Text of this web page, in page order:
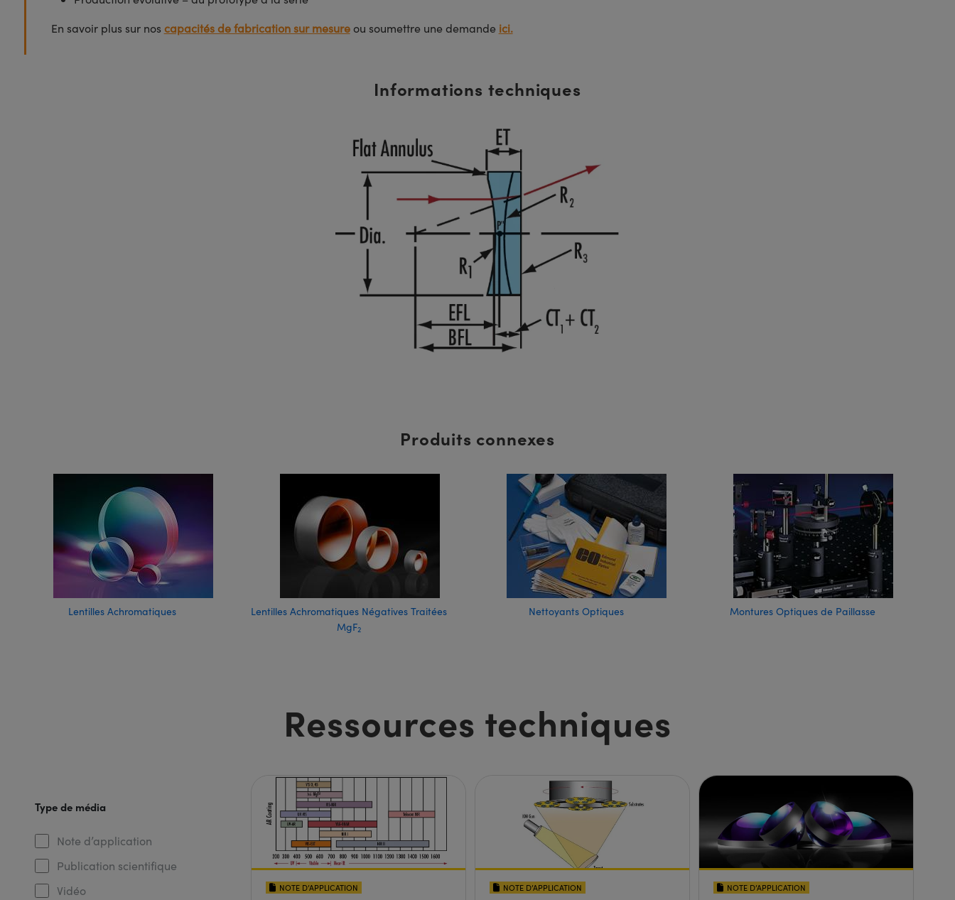
En savoir plus sur nos capacités de fabrication sur mesureou soumettre une demande ici.
Informations techniques
Produits connexes
Lentilles Achromatiques
Lentilles Achromatiques Négatives Traitées
MgF2
Nettoyants Optiques Montures Optiques de Paillasse
Ressources techniques
Type de média
Note d’application
Publication scientifique
Vidéo
NOTE D’APPLICATION NOTE D’APPLICATION NOTE D’APPLICATION